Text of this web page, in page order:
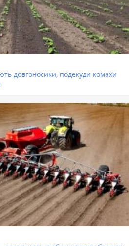
довгоносики, подекуди комахи